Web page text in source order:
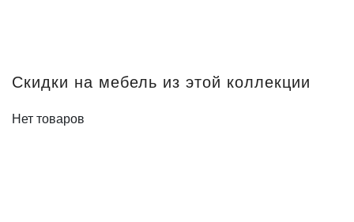
Скидки на мебель из этой коллекции
Нет товаров